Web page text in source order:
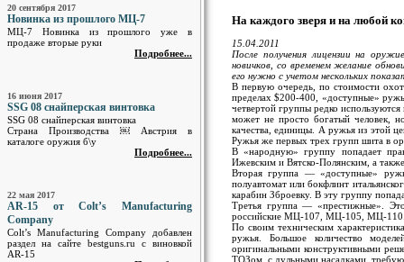
20 сентября 2017
Новинка из прошлого МЦ-7
МЦ-7 Новинка из прошлого уже в
продаже вторые руки
Подробнее...
16 июня 2017
SSG 08 снайперская винтовка
SSG 08 снайперская винтовка
Страна Производства ￼ Австрия в
каталоге оружия б\у
Подробнее...
22 мая 2017
AR-15 от Colt’s Manufacturing
Company
Colt’s Manufacturing Company добавлен
раздел на сайте bestguns.ru с виновкой
AR-15
На каждого зверя и на любой
15.04.2011
После получения лицензии на
новичков, со временем желание
его нужно с учетом нескольких
В первую очередь, по стоимости
пределах $200-400, «доступные»
четвертой группы редко
может не просто богатый человек,
качества, единицы. А ружья из этой
Ружья же первых трех групп шита в
В «народную» группу попадает
Ижевским и Вятско-Полянским, а
Вторая группа — «доступные»
полуавтомат или бокфлинт
карабин Зброевку. В эту группу
Третья группа — «престижные».
российские МЦ-107, МЦ-105, МЦ-110.
По своим техническим
ружья. Большое количество
оригинальными конструктивными
ТОЗом, с дульными насадками,